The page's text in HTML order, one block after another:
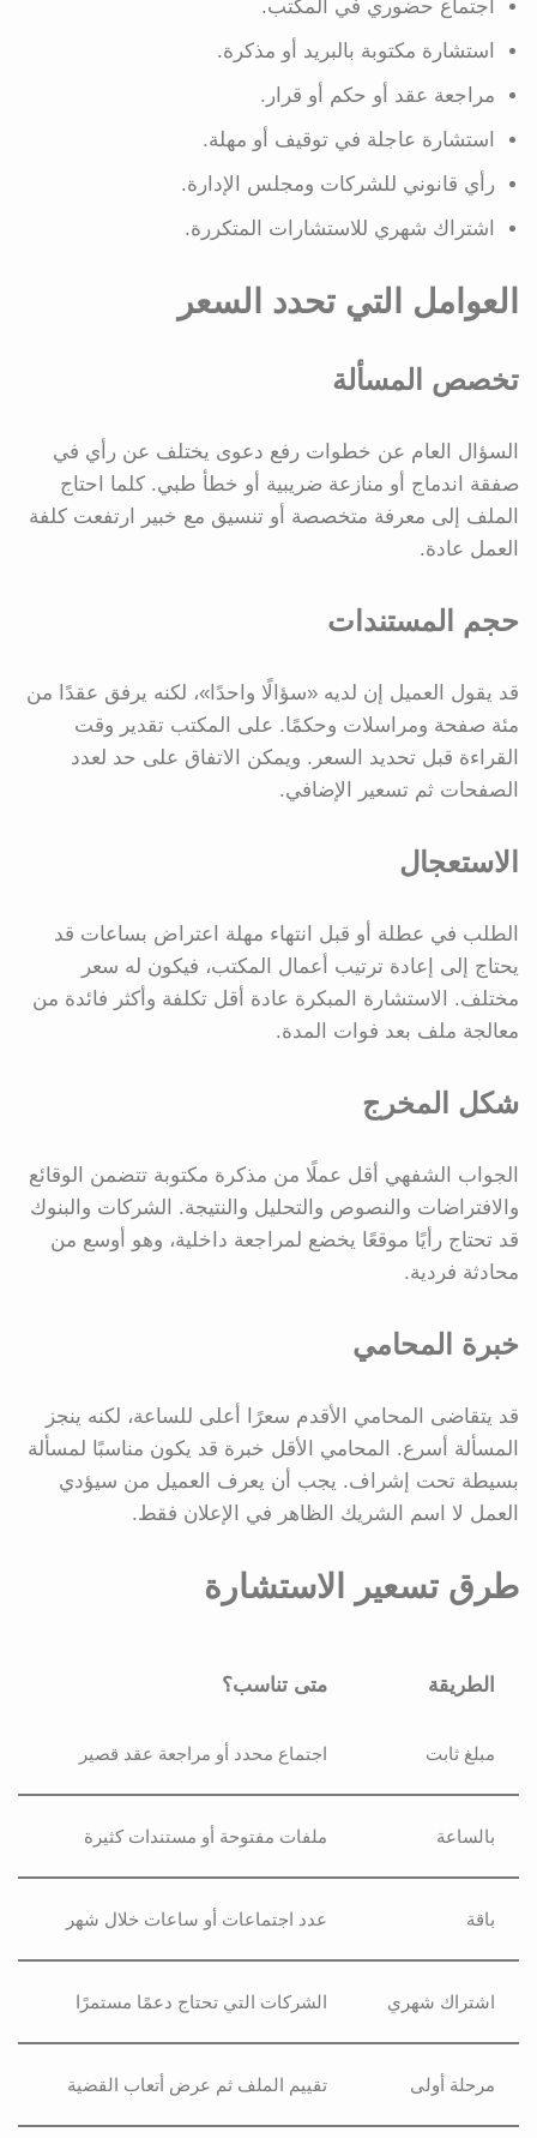
اجتماع حضوري في المكتب.
استشارة مكتوبة بالبريد أو مذكرة.
مراجعة عقد أو حكم أو قرار.
استشارة عاجلة في توقيف أو مهلة.
رأي قانوني للشركات ومجلس الإدارة.
اشتراك شهري للاستشارات المتكررة.
العوامل التي تحدد السعر
تخصص المسألة
السؤال العام عن خطوات رفع دعوى يختلف عن رأي في
صفقة اندماج أو منازعة ضريبية أو خطأ طبي. كلما احتاج
الملف إلى معرفة متخصصة أو تنسيق مع خبير ارتفعت كلفة
العمل عادة.
حجم المستندات
قد يقول العميل إن لديه «سؤالًا واحدًا»، لكنه يرفق عقدًا من
مئة صفحة ومراسلات وحكمًا. على المكتب تقدير وقت
القراءة قبل تحديد السعر. ويمكن الاتفاق على حد لعدد
الصفحات ثم تسعير الإضافي.
الاستعجال
الطلب في عطلة أو قبل انتهاء مهلة اعتراض بساعات قد
يحتاج إلى إعادة ترتيب أعمال المكتب، فيكون له سعر
مختلف. الاستشارة المبكرة عادة أقل تكلفة وأكثر فائدة من
معالجة ملف بعد فوات المدة.
شكل المخرج
الجواب الشفهي أقل عملًا من مذكرة مكتوبة تتضمن الوقائع
والافتراضات والنصوص والتحليل والنتيجة. الشركات والبنوك
قد تحتاج رأيًا موقعًا يخضع لمراجعة داخلية، وهو أوسع من
محادثة فردية.
خبرة المحامي
قد يتقاضى المحامي الأقدم سعرًا أعلى للساعة، لكنه ينجز
المسألة أسرع. المحامي الأقل خبرة قد يكون مناسبًا لمسألة
بسيطة تحت إشراف. يجب أن يعرف العميل من سيؤدي
العمل لا اسم الشريك الظاهر في الإعلان فقط.
طرق تسعير الاستشارة
الطريقة متى تناسب؟
مبلغ ثابت اجتماع محدد أو مراجعة عقد قصير
بالساعة ملفات مفتوحة أو مستندات كثيرة
باقة عدد اجتماعات أو ساعات خلال شهر
اشتراك شهري الشركات التي تحتاج دعمًا مستمرًا
مرحلة أولى تقييم الملف ثم عرض أتعاب القضية